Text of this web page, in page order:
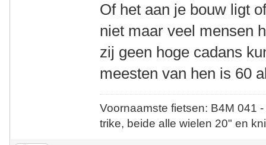
Of het aan je bouw ligt
niet maar veel mensen
zij geen hoge cadans
meesten van hen is 60
Voornaamste fietsen: B4M
trike, beide alle wielen 20" en